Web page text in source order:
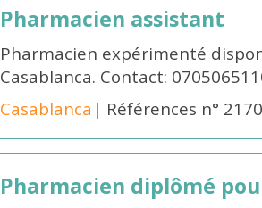
Pharmacien assistant
Pharmacien expérimenté
Casablanca. Contact:
Casablanca | Références n°
Pharmacien diplômé